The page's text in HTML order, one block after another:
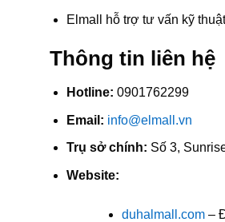
Elmall hỗ trợ tư vấn kỹ
Thông tin liên hệ
Hotline: 0901762299
Email: info@elmall.vn
Trụ sở chính: Số 3,
Website:
duhalmall.com–